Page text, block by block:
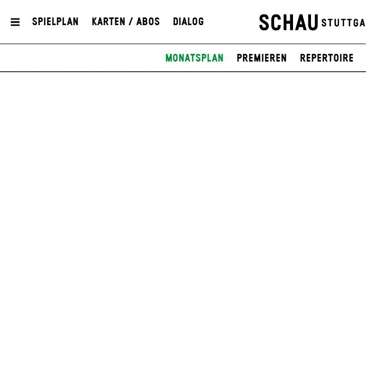
Spielplan Karten / Abos Dialog
Monatsplan Premieren Repertoire